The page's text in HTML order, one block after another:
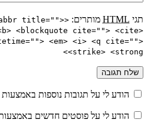
תגי HTML מותרים:
title="">
<blockquote cite=""> <cite>
<em> <i> <q cite="">
<strike> <strong>
הודע לי על תגובות נוספות באמצעות
הודע לי על פוסטים חדשים